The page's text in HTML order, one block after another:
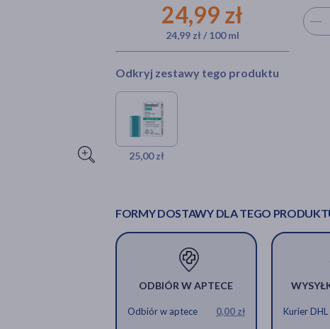
24,99 zł
24,99 zł / 100 ml
Odkryj zestawy tego produktu
25,00 zł
FORMY DOSTAWY DLA TEGO
ODBIÓR W APTECE
Odbiór w aptece 0,00 zł Kurier DHL